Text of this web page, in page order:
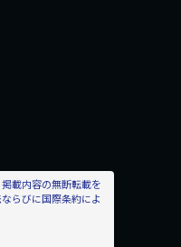
載内容の無断転載を
らびに国際条約によ